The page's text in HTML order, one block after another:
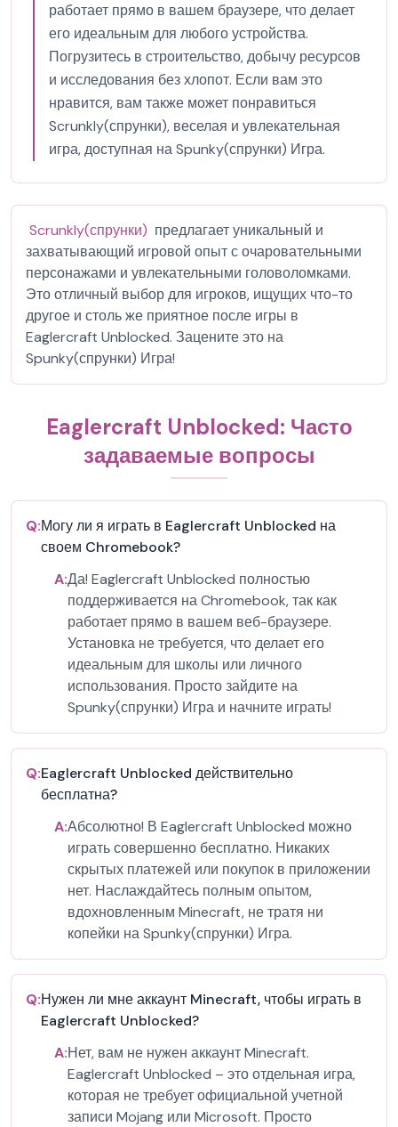
работает прямо в вашем браузере, что делает
его идеальным для любого устройства.
Погрузитесь в строительство, добычу ресурсов
и исследования без хлопот. Если вам это
нравится, вам также может понравиться
Scrunkly(спрунки), веселая и увлекательная
игра, доступная на Spunky(спрунки) Игра.
Scrunkly(спрунки) предлагает уникальный и
захватывающий игровой опыт с очаровательными
персонажами и увлекательными головоломками.
Это отличный выбор для игроков, ищущих что-то
другое и столь же приятное после игры в
Eaglercraft Unblocked. Зацените это на
Spunky(спрунки) Игра!
Eaglercraft Unblocked: Часто
задаваемые вопросы
Q:Могу ли я играть в Eaglercraft Unblocked на
своем Chromebook?
A:Да! Eaglercraft Unblocked полностью
поддерживается на Chromebook, так как
работает прямо в вашем веб-браузере.
Установка не требуется, что делает его
идеальным для школы или личного
использования. Просто зайдите на
Spunky(спрунки) Игра и начните играть!
Q:Eaglercraft Unblocked действительно
бесплатна?
A:Абсолютно! В Eaglercraft Unblocked можно
играть совершенно бесплатно. Никаких
скрытых платежей или покупок в приложении
нет. Наслаждайтесь полным опытом,
вдохновленным Minecraft, не тратя ни
копейки на Spunky(спрунки) Игра.
Q:Нужен ли мне аккаунт Minecraft, чтобы играть в
Eaglercraft Unblocked?
A:Нет, вам не нужен аккаунт Minecraft.
Eaglercraft Unblocked – это отдельная игра,
которая не требует официальной учетной
записи Mojang или Microsoft. Просто